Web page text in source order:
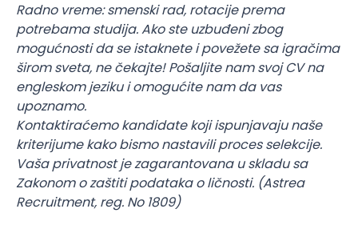
Radno vreme: smenski rad, rotacije prema
potrebama studija. Ako ste uzbuđeni zbog
mogućnosti da se istaknete i povežete sa igračima
širom sveta, ne čekajte! Pošaljite nam svoj CV na
engleskom jeziku i omogućite nam da vas
upoznamo.
Kontaktiraćemo kandidate koji ispunjavaju naše
kriterijume kako bismo nastavili proces selekcije.
Vaša privatnost je zagarantovana u skladu sa
Zakonom o zaštiti podataka o ličnosti. (Astrea
Recruitment, reg. No 1809)